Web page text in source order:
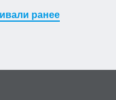
ранее